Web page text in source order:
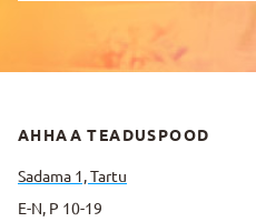
AHHAA TEADUSPOOD
Sadama 1, Tartu
E-N, P 10-19